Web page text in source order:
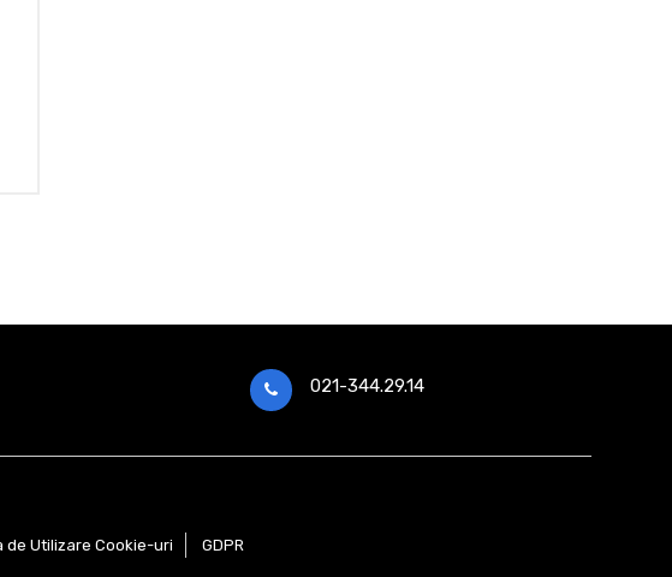
021-344.29.14
de Utilizare Cookie-uri GDPR